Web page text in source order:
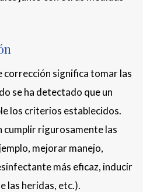
corrección significa tomar las
se ha detectado que un
los criterios establecidos.
rigurosamente las
mejorar manejo,
más eficaz, inducir
las heridas, etc.).